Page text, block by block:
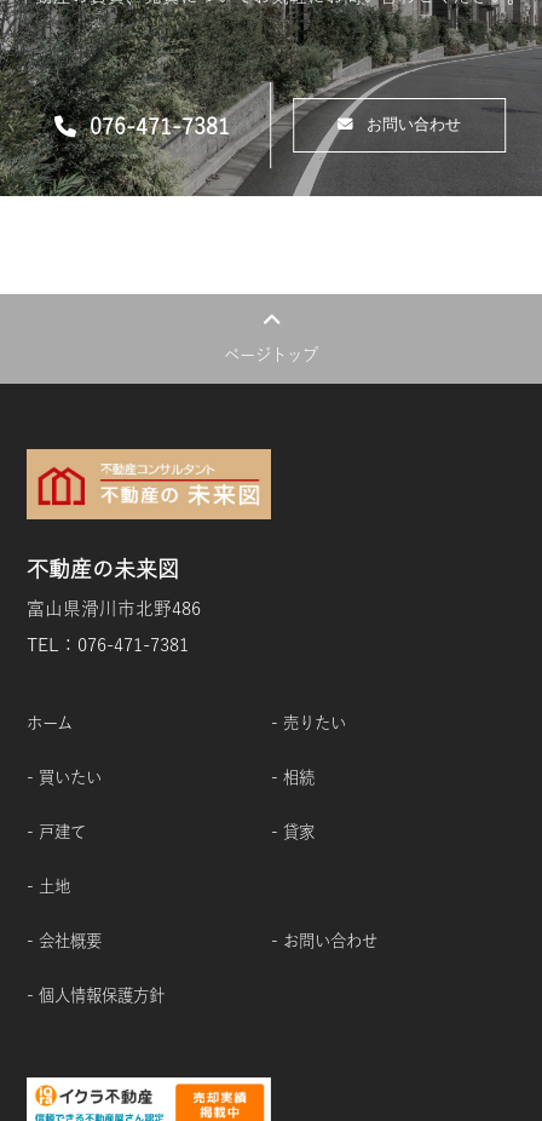
076-471-7381 お問い合わせ
ページトップ
不動産の未来図
富山県滑川市北野486
TEL：076-471-7381
ホーム - 売りたい
- 買いたい - 相続
- 戸建て - 貸家
- 土地
- 会社概要 - お問い合わせ
- 個人情報保護方針